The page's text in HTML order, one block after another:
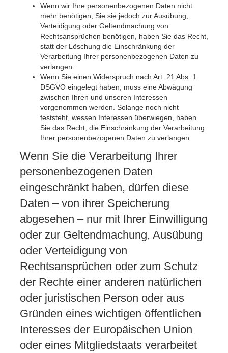
Wenn wir Ihre personenbezogenen Daten nicht
mehr benötigen, Sie sie jedoch zur Ausübung,
Verteidigung oder Geltendmachung von
Rechtsansprüchen benötigen, haben Sie das Recht,
statt der Löschung die Einschränkung der
Verarbeitung Ihrer personenbezogenen Daten zu
verlangen.
Wenn Sie einen Widerspruch nach Art. 21 Abs. 1
DSGVO eingelegt haben, muss eine Abwägung
zwischen Ihren und unseren Interessen
vorgenommen werden. Solange noch nicht
feststeht, wessen Interessen überwiegen, haben
Sie das Recht, die Einschränkung der Verarbeitung
Ihrer personenbezogenen Daten zu verlangen.
Wenn Sie die Verarbeitung Ihrer
personenbezogenen Daten
eingeschränkt haben, dürfen diese
Daten – von ihrer Speicherung
abgesehen – nur mit Ihrer Einwilligung
oder zur Geltendmachung, Ausübung
oder Verteidigung von
Rechtsansprüchen oder zum Schutz
der Rechte einer anderen natürlichen
oder juristischen Person oder aus
Gründen eines wichtigen öffentlichen
Interesses der Europäischen Union
oder eines Mitgliedstaats verarbeitet